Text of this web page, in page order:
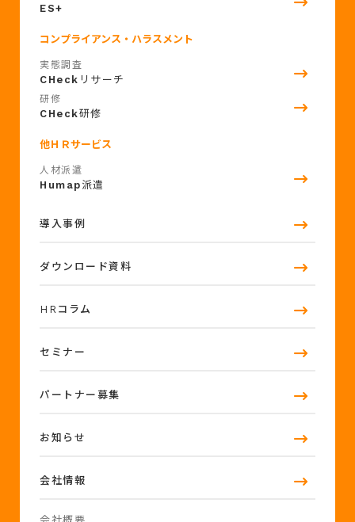
ES+
コンプライアンス・ハラスメント
実態調査
CHeck リサーチ
研修
CHeck研修
他ＨＲサービス
人材派遣
Humap 派遣
導入事例
ダウンロード資料
HRコラム
セミナー
パートナー募集
お知らせ
会社情報